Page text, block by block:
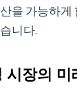
을 가능하게
니다.
장의 미